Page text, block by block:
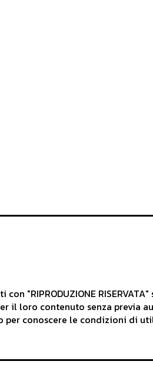
con "RIPRODUZIONE
il loro contenuto senza previa
conoscere le condizioni di